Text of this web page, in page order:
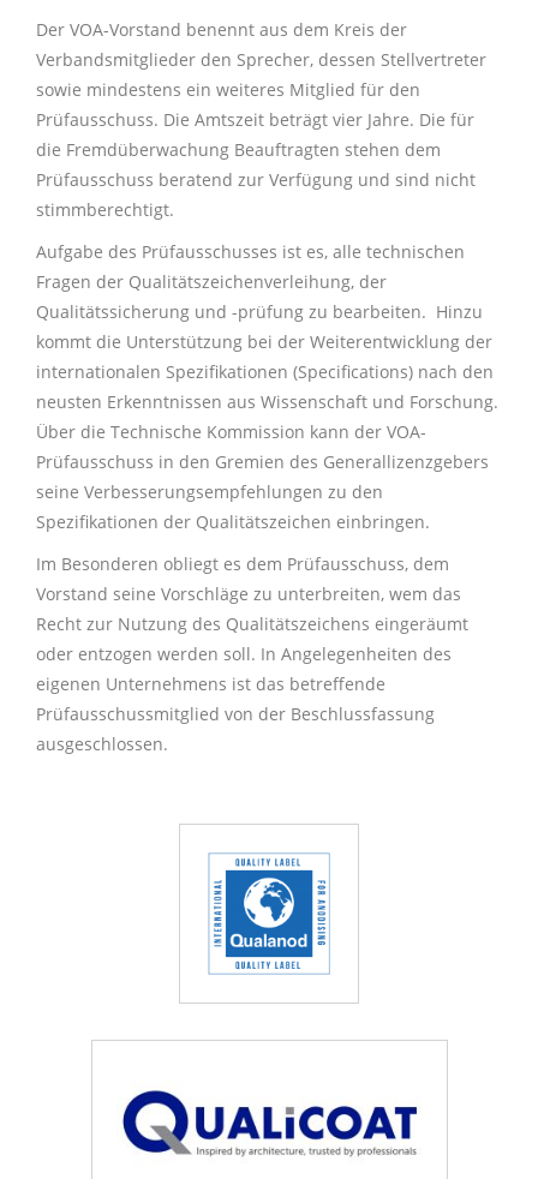
Der VOA-Vorstand benennt aus dem Kreis der
Verbandsmitglieder den Sprecher, dessen Stellvertreter
sowie mindestens ein weiteres Mitglied für den
Prüfausschuss. Die Amtszeit beträgt vier Jahre. Die für
die Fremdüberwachung Beauftragten stehen dem
Prüfausschuss beratend zur Verfügung und sind nicht
stimmberechtigt.
Aufgabe des Prüfausschusses ist es, alle technischen
Fragen der Qualitätszeichenverleihung, der
Qualitätssicherung und -prüfung zu bearbeiten. Hinzu
kommt die Unterstützung bei der Weiterentwicklung der
internationalen Spezifikationen (Specifications) nach den
neusten Erkenntnissen aus Wissenschaft und Forschung.
Über die Technische Kommission kann der VOA-
Prüfausschuss in den Gremien des Generallizenzgebers
seine Verbesserungsempfehlungen zu den
Spezifikationen der Qualitätszeichen einbringen.
Im Besonderen obliegt es dem Prüfausschuss, dem
Vorstand seine Vorschläge zu unterbreiten, wem das
Recht zur Nutzung des Qualitätszeichens eingeräumt
oder entzogen werden soll. In Angelegenheiten des
eigenen Unternehmens ist das betreffende
Prüfausschussmitglied von der Beschlussfassung
ausgeschlossen.